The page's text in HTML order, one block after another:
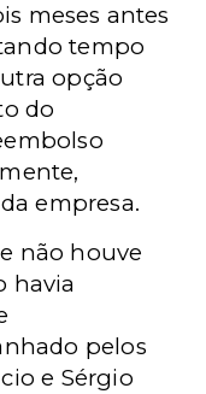
meses antes
tempo
opção
do
empresa.
não houve
havia
pelos
e Sérgio